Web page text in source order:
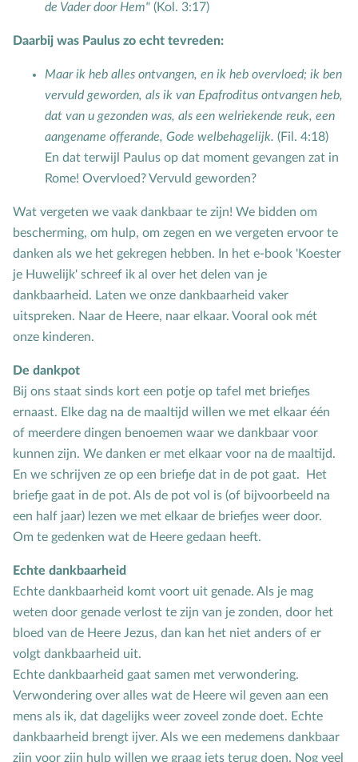
Bijbelse kernbegrippen
Bijbelstudie
Christen zijn
Dankdag
Doopdag
E
Echtscheiding
Emoties
F
Films en games
G
Gebedsvormen
Geloofsgesprek
Geloofsopvoeding
Goede Vrijdag
Groepsdruk
H
Hemelvaartsdag
Hervormingsdag
Huwelijk
Internet
K
Kerkactiviteiten
Kerkgeschiedenis
Kerstverhalen
Kindermishandeling/-misbruik
Kleuter
Lichamelijke ontwikkeling
M
Meerbegaafd/hoogbegaafd
de Vader door Hem" (Kol. 3:17)
Daarbij was Paulus zo echt tevreden:
Maar ik heb alles ontvangen, en ik heb overvloed; ik ben
vervuld geworden, als ik van Epafroditus ontvangen heb,
dat van u gezonden was, als een welriekende reuk, een
aangename offerande, Gode welbehagelijk. (Fil. 4:18)
En dat terwijl Paulus op dat moment gevangen zat in
Rome! Overvloed? Vervuld geworden?
Wat vergeten we vaak dankbaar te zijn! We bidden om
bescherming, om hulp, om zegen en we vergeten ervoor te
danken als we het gekregen hebben. In het e-book 'Koester
je Huwelijk' schreef ik al over het delen van je
dankbaarheid. Laten we onze dankbaarheid vaker
uitspreken. Naar de Heere, naar elkaar. Vooral ook mét
onze kinderen.
De dankpot
Bij ons staat sinds kort een potje op tafel met briefjes
ernaast. Elke dag na de maaltijd willen we met elkaar één
of meerdere dingen benoemen waar we dankbaar voor
kunnen zijn. We danken er met elkaar voor na de maaltijd.
En we schrijven ze op een briefje dat in de pot gaat. Het
briefje gaat in de pot. Als de pot vol is (of bijvoorbeeld na
een half jaar) lezen we met elkaar de briefjes weer door.
Om te gedenken wat de Heere gedaan heeft.
Echte dankbaarheid
Echte dankbaarheid komt voort uit genade. Als je mag
weten door genade verlost te zijn van je zonden, door het
bloed van de Heere Jezus, dan kan het niet anders of er
volgt dankbaarheid uit.
Echte dankbaarheid gaat samen met verwondering.
Verwondering over alles wat de Heere wil geven aan een
mens als ik, dat dagelijks weer zoveel zonde doet. Echte
dankbaarheid brengt ijver. Als we een medemens dankbaar
zijn voor zijn hulp willen we graag iets terug doen. Nog veel